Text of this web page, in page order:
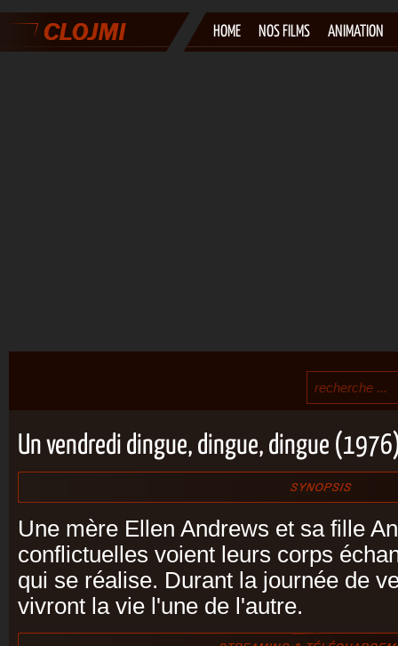
HOME NOS FILMS ANIMATION
Un vendredi dingue, dingue, dingue
Une mère Ellen Andrews et sa fille
conflictuelles voient leurs corps
qui se réalise. Durant la journée de
vivront la vie l'une de l'autre.